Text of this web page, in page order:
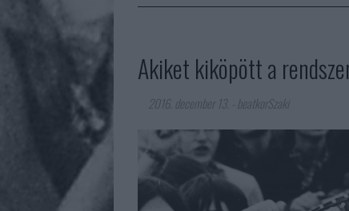
Akiket kiköpött a
2016. december 13. beatkorSzaki